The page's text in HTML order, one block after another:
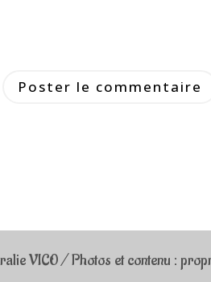
VICO / Photos et contenu :